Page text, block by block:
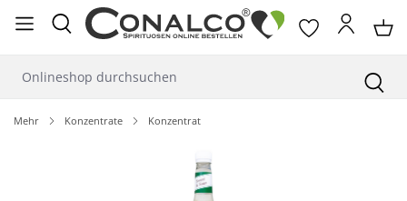
springen
Mehr Konzentrate Konzentrat